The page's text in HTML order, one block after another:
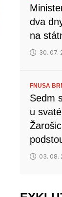
dva
na
30. 07.
FNUSA
Sedm
u
03. 08.